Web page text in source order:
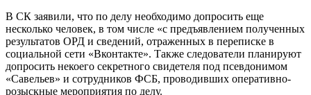
В СК заявили, что по делу необходимо допросить еще
несколько человек, в том числе «с предъявлением полученных
результатов ОРД и сведений, отраженных в переписке в
социальной сети «Вконтакте». Также следователи планируют
допросить некоего секретного свидетеля под псевдонимом
«Савельев» и сотрудников ФСБ, проводивших оперативно-
розыскные мероприятия по делу.